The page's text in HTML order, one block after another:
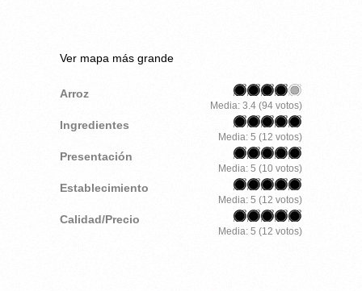
Ver mapa más grande
Arroz
Media: 3.4 (94 votos)
Ingredientes
Media: 5 (12 votos)
Presentación
Media: 5 (10 votos)
Establecimiento
Media: 5 (12 votos)
Calidad/Precio
Media: 5 (12 votos)